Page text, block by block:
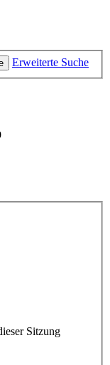
Erweiterte Suche
Sitzung